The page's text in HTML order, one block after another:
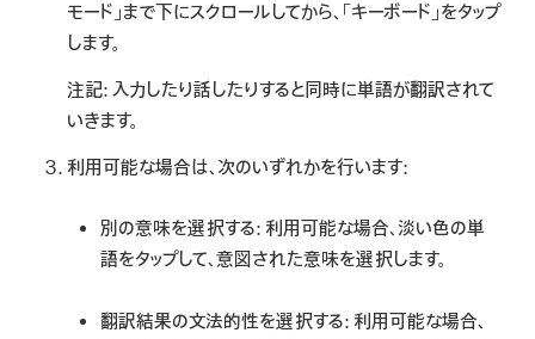
モード」まで下にスクロールしてから、「キーボード」をタップ
します。
注記:入力したり話したりすると同時に単語が翻訳されて
いきます。
利用可能な場合は、次のいずれかを行います:
別の意味を選択する: 利用可能な場合、淡い色の単
語をタップして、意図された意味を選択します。
翻訳結果の文法的性を選択する: 利用可能な場合、